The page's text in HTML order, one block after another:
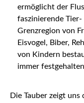
ermöglicht der
faszinierende
Grenzregion von
Eisvogel, Biber,
von Kindern
immer
Die Tauber zeigt uns